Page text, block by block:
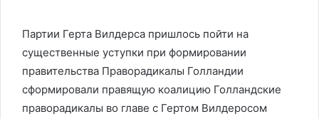
Партии Герта Вилдерса пришлось пойти на
существенные уступки при формировании
правительства Праворадикалы Голландии
сформировали правящую коалицию Голландские
праворадикалы во главе с Гертом Вилдеросом